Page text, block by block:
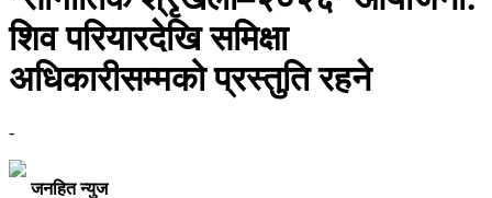
शिव परियारदेखि समिक्षा
अधिकारीसम्मको प्रस्तुति रहने
-
जनहित न्युज